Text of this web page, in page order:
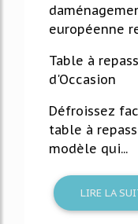
européenne
Table à
d'Occasion
Défroissez
table à
modèle qui...
LIRE LA